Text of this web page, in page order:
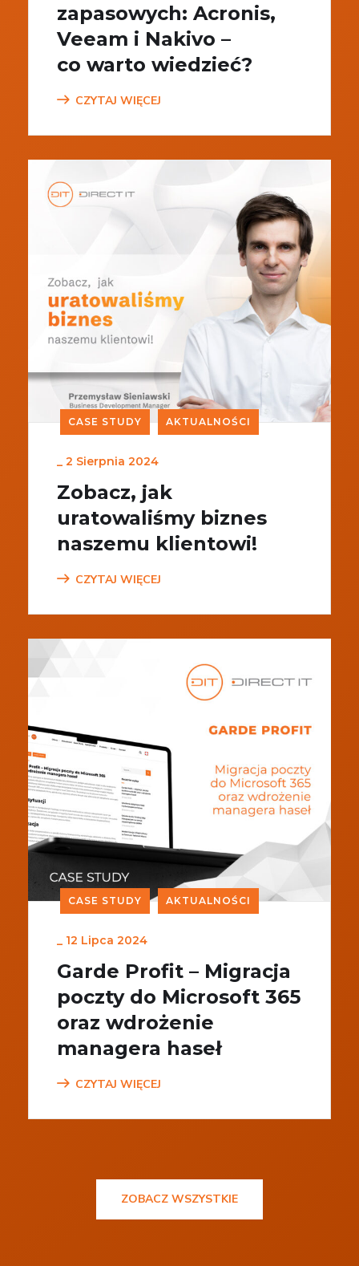
zapasowych: Acronis,
Veeam i Nakivo –
co warto wiedzieć?
CZYTAJ WIĘCEJ
CASE STUDY AKTUALNOŚCI
_ 2 Sierpnia 2024
Zobacz, jak
uratowaliśmy biznes
naszemu klientowi!
CZYTAJ WIĘCEJ
CASE STUDY AKTUALNOŚCI
_ 12 Lipca 2024
Garde Profit – Migracja
poczty do Microsoft 365
oraz wdrożenie
managera haseł
CZYTAJ WIĘCEJ
ZOBACZ WSZYSTKIE